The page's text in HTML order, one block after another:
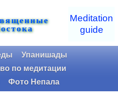
Meditation
guide
Упанишады
по медитации
Фото Непала